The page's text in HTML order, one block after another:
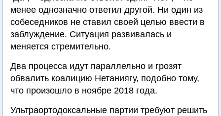
менее однозначно ответил другой. Ни один из
собеседников не ставил своей целью ввести в
заблуждение. Ситуация развивалась и
меняется стремительно.
Два процесса идут параллельно и грозят
обвалить коалицию Нетаниягу, подобно тому,
что произошло в ноябре 2018 года.
Ультраортодоксальные партии требуют решить